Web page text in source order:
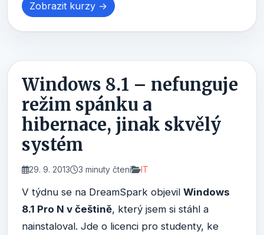
Zobrazit kurzy →
Windows 8.1 – nefunguje
režim spánku a
hibernace, jinak skvělý
systém
29. 9. 2013 3 minuty čtení IT
V týdnu se na DreamSpark objevil Windows
8.1 Pro N v češtině, který jsem si stáhl a
nainstaloval. Jde o licenci pro studenty, ke